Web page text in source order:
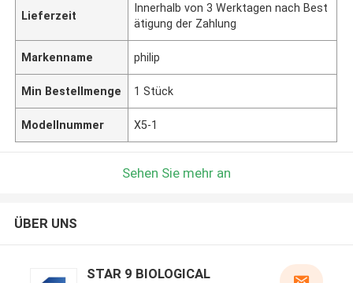
Lieferzeit
Innerhalb von 3 Werktagen nach Best
ätigung der Zahlung
Markenname philip
Min Bestellmenge 1 Stück
Modellnummer X5-1
Sehen Sie mehr an
ÜBER UNS
STAR 9 BIOLOGICAL